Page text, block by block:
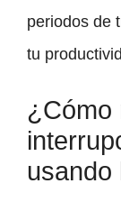
periodos de
tu
¿Cómo
usando